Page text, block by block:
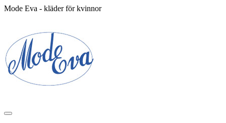
Mode Eva - kläder för kvinnor